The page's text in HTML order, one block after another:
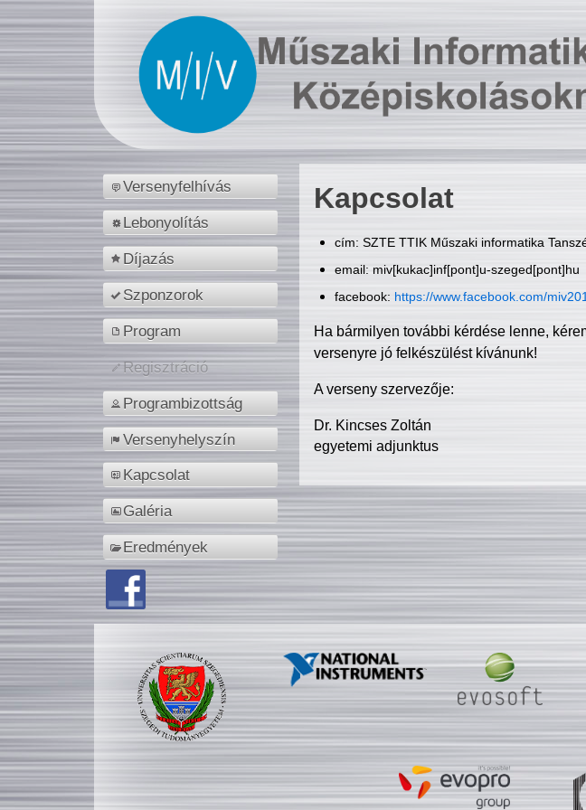
Versenyfelhívás
Lebonyolítás
Díjazás
Szponzorok
Program
Regisztráció
Programbizottság
Versenyhelyszín
Kapcsolat
Galéria
Eredmények
Kapcsolat
cím: SZTE TTIK Műszaki informatika
email: miv[kukac]inf[pont]u-szeged[pont]hu
facebook: https://www.facebook.com/
Ha bármilyen további kérdése lenne,
versenyre jó felkészülést kívánunk!
A verseny szervezője:
Dr. Kincses Zoltán
egyetemi adjunktus